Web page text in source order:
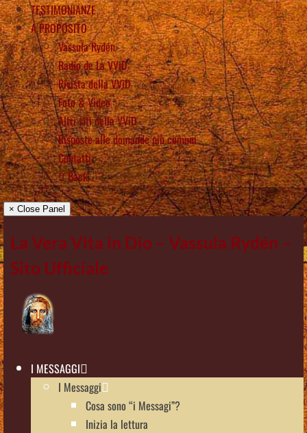
TESTIMONIANZE
A PROPOSITO
Vassula Rydén
Radio de La VViD
Rivista della VViD
Foto & Video
Altri siti della VViD
Risposte alle domande più comuni
Contatti
Back
× Close Panel
La Vera Vita in Dio – Vassula Rydén –
Sito Ufficiale
I MESSAGGI
I Messaggi
Cosa sono “i Messagi”?
Inizia la lettura